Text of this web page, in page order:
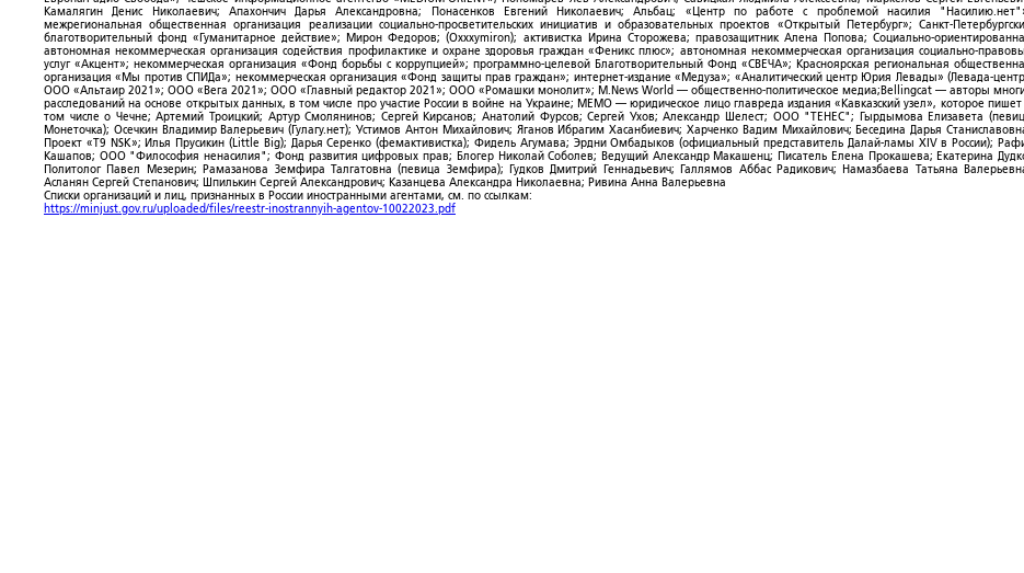
Камалягин Денис Николаевич; Апахончич Дарья Александровна; Понасенков Евгений Николаевич; Альбац; «Центр по работе с проблемой насилия
межрегиональная общественная организация реализации социально-просветительских инициатив и образовательных проектов «Открытый Петербург»; Санкт-
благотворительный фонд «Гуманитарное действие»; Мирон Федоров; (Oxxxymiron); активистка Ирина Сторожева; правозащитник Алена Попова; Социально-
автономная некоммерческая организация содействия профилактике и охране здоровья граждан «Феникс плюс»; автономная некоммерческая организация социально-
услуг «Акцент»; некоммерческая организация «Фонд борьбы с коррупцией»; программно-целевой Благотворительный Фонд «СВЕЧА»; Красноярская региональная
организация «Мы против СПИДа»; некоммерческая организация «Фонд защиты прав граждан»; интернет-издание «Медуза»; «Аналитический центр Юрия Левады» (Левада-
ООО «Альтаир 2021»; ООО «Вега 2021»; ООО «Главный редактор 2021»; ООО «Ромашки монолит»; M.News World — общественно-политическое медиа;Bellingcat — авторы
расследований на основе открытых данных, в том числе про участие России в войне на Украине; МЕМО — юридическое лицо главреда издания «Кавказский узел», которое пишет
том числе о Чечне; Артемий Троицкий; Артур Смолянинов; Сергей Кирсанов; Анатолий Фурсов; Сергей Ухов; Александр Шелест; ООО "ТЕНЕС"; Гырдымова Елизавета
Монеточка); Осечкин Владимир Валерьевич (Гулагу.нет); Устимов Антон Михайлович; Яганов Ибрагим Хасанбиевич; Харченко Вадим Михайлович; Беседина Дарья
Проект «T9 NSK»; Илья Прусикин (Little Big); Дарья Серенко (фемактивистка); Фидель Агумава; Эрдни Омбадыков (официальный представитель Далай-ламы XIV в России);
Кашапов; ООО "Философия ненасилия"; Фонд развития цифровых прав; Блогер Николай Соболев; Ведущий Александр Макашенц; Писатель Елена Прокашева; Екатерина
Политолог Павел Мезерин; Рамазанова Земфира Талгатовна (певица Земфира); Гудков Дмитрий Геннадьевич; Галлямов Аббас Радикович; Намазбаева Татьяна
Асланян Сергей Степанович; Шпилькин Сергей Александрович; Казанцева Александра Николаевна; Ривина Анна Валерьевна
Списки организаций и лиц, признанных в России иностранными агентами, см. по ссылкам:
https://minjust.gov.ru/uploaded/files/reestr-inostrannyih-agentov-10022023.pdf